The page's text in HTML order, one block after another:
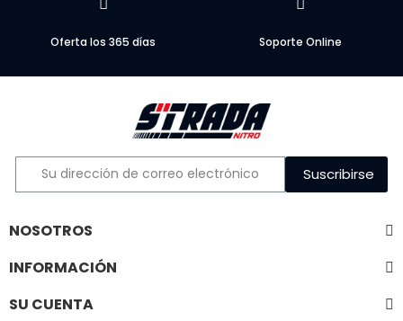
Oferta los 365 días Soporte Online
Suscribirse
NOSOTROS
INFORMACIÓN
SU CUENTA